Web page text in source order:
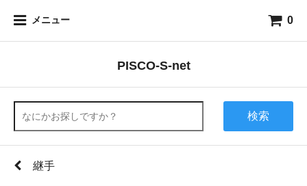
メニュー 0
PISCO-S-net
検索
継手